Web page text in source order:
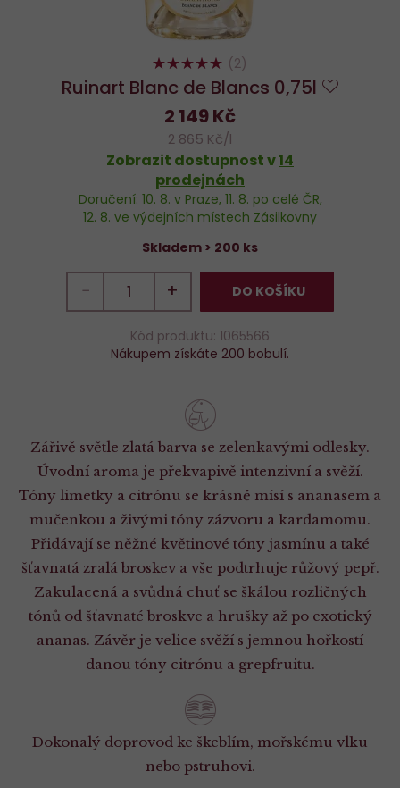
Ruinart Blanc de Blancs 0,75l
100% (2)
Zářivě světle zlatá barva se zelenkavými odlesky.
Úvodní aroma je překvapivě intenzivní a svěží.
Tóny limetky a citrónu se krásně mísí s ananasem a
mučenkou a živými tóny zázvoru a kardamomu.
Přidávají se něžné květinové tóny jasmínu a také
šťavnatá zralá broskev a vše podtrhuje růžový pepř.
Zakulacená a svůdná chuť se škálou rozličných
tónů od šťavnaté broskve a hrušky až po exotický
ananas. Závěr je velice svěží s jemnou hořkostí
danou tóny citrónu a grepfruitu.
Dokonalý doprovod ke škeblím, mořskému vlku
nebo pstruhovi.
2 149 Kč
2 865 Kč/l
Zobrazit dostupnost v14
prodejnách
Doručení: 10. 8. v Praze, 11. 8. po celé ČR,
12. 8. ve výdejních místech Zásilkovny
Skladem > 200 ks
− + DO KOŠÍKU
Kód produktu: 1065566
Nákupem získáte 200 bobulí.